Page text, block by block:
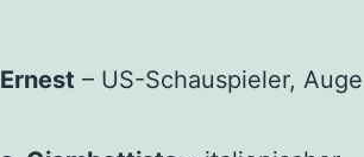
– US-Schauspieler,